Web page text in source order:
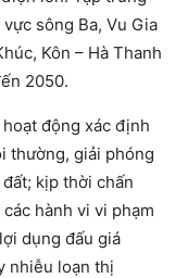
sông Ba, Vu Gia
Kôn – Hà Thanh
2050.
động xác định
thường, giải phóng
kịp thời chấn
hành vi vi phạm
dụng đấu giá
nhiễu loạn thị